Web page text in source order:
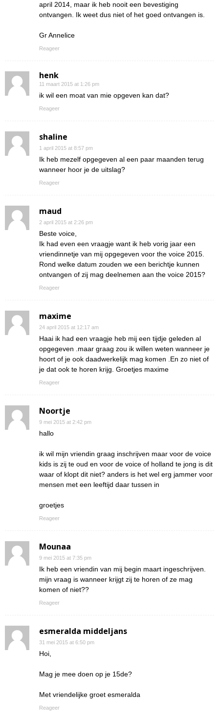
april 2014, maar ik heb nooit een bevestiging
ontvangen. Ik weet dus niet of het goed ontvangen is.
Gr Annelice
Reageer
henk
11 maart 2015 at 1:26 pm
ik wil een moat van mie opgeven kan dat?
Reageer
shaline
1 april 2015 at 8:57 pm
Ik heb mezelf opgegeven al een paar maanden terug
wanneer hoor je de uitslag?
Reageer
maud
2 april 2015 at 2:26 pm
Beste voice,
Ik had even een vraagje want ik heb vorig jaar een
vriendinnetje van mij opgegeven voor the voice 2015.
Rond welke datum zouden we een berichtje kunnen
ontvangen of zij mag deelnemen aan the voice 2015?
Reageer
maxime
24 april 2015 at 12:17 am
Haai ik had een vraagje heb mij een tijdje geleden al
opgegeven .maar graag zou ik willen weten wanneer je
hoort of je ook daadwerkelijk mag komen .En zo niet of
je dat ook te horen krijg. Groetjes maxime
Reageer
Noortje
9 mei 2015 at 2:42 pm
hallo
ik wil mijn vriendin graag inschrijven maar voor de voice
kids is zij te oud en voor de voice of holland te jong is dit
waar of klopt dit niet? anders is het wel erg jammer voor
mensen met een leeftijd daar tussen in
groetjes
Reageer
Mounaa
9 mei 2015 at 7:35 pm
Ik heb een vriendin van mij begin maart ingeschrijven.
mijn vraag is wanneer krijgt zij te horen of ze mag
komen of niet??
Reageer
esmeralda middeljans
31 mei 2015 at 6:50 pm
Hoi,
Mag je mee doen op je 15de?
Met vriendelijke groet esmeralda
Reageer